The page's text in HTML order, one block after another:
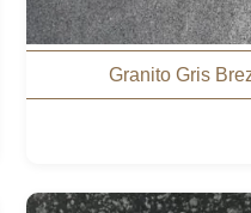
Granito Gris